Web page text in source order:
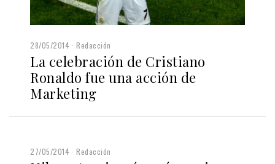
28/05/2014 Redacción
La celebración de Cristiano
Ronaldo fue una acción de
Marketing
27/05/2014 Redacción